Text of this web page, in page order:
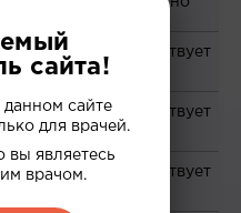
в
сайта!
сайте
для врачей.
вы являетесь
врачом.